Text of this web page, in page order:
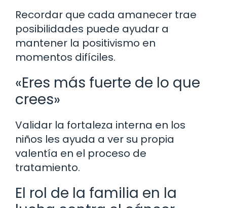
Recordar que cada amanecer trae
posibilidades puede ayudar a
mantener la positivismo en
momentos difíciles.
«Eres más fuerte de lo que
crees»
Validar la fortaleza interna en los
niños les ayuda a ver su propia
valentía en el proceso de
tratamiento.
El rol de la familia en la